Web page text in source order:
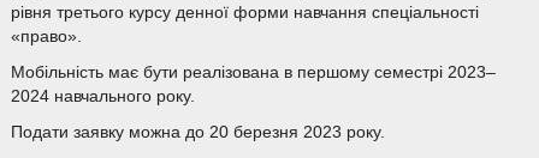
рівня третього курсу денної форми навчання спеціальності
«право».
Мобільність має бути реалізована в першому семестрі 2023–
2024 навчального року.
Подати заявку можна до 20 березня 2023 року.